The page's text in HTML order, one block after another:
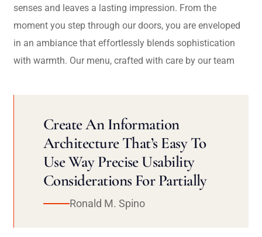
senses and leaves a lasting impression. From the
moment you step through our doors, you are enveloped
in an ambiance that effortlessly blends sophistication
with warmth. Our menu, crafted with care by our team
Create An Information
Architecture That’s Easy To
Use Way Precise Usability
Considerations For Partially
Ronald M. Spino